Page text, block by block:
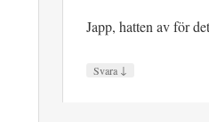
Japp, hatten av för
Svara ↓